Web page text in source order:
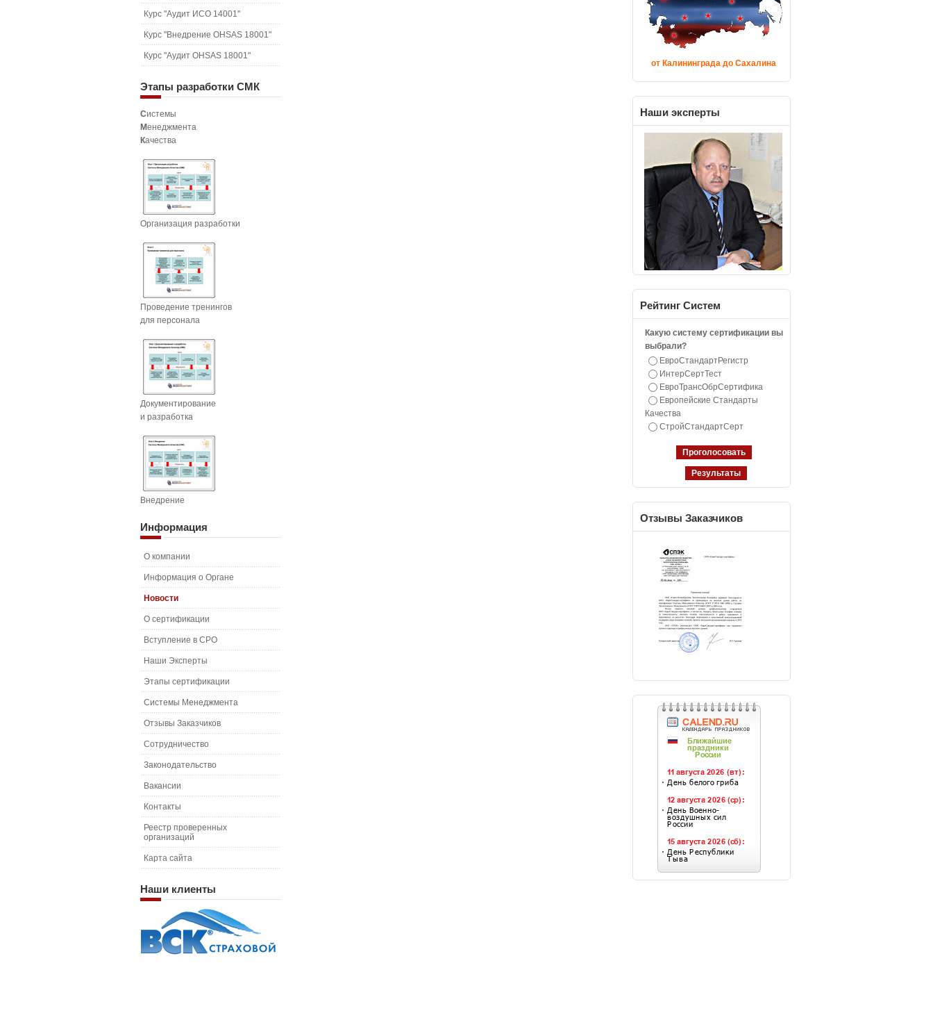
Курс "Аудит ИСО 14001"
Курс "Внедрение OHSAS 18001"
Курс "Аудит OHSAS 18001"
Этапы разработки СМК
Системы
Менеджмента
Качества
Организация разработки
Проведение тренингов
для персонала
Документирование
и разработка
Внедрение
Информация
О компании
Информация о Органе
Новости
О сертификации
Вступление в СРО
Наши Эксперты
Этапы сертификации
Системы Менеджмента
Отзывы Заказчиков
Сотрудничество
Законодательство
Вакансии
Контакты
Реестр проверенных
организаций
Карта сайта
Наши клиенты
от Калининграда до Сахалина
Наши эксперты
Рейтинг Систем
Какую систему сертификации вы
выбрали?
ЕвроСтандартРегистр
ИнтерСертТест
ЕвроТрансОбрСертифика
Европейские Стандарты
Качества
СтройСтандартСерт
Отзывы Заказчиков